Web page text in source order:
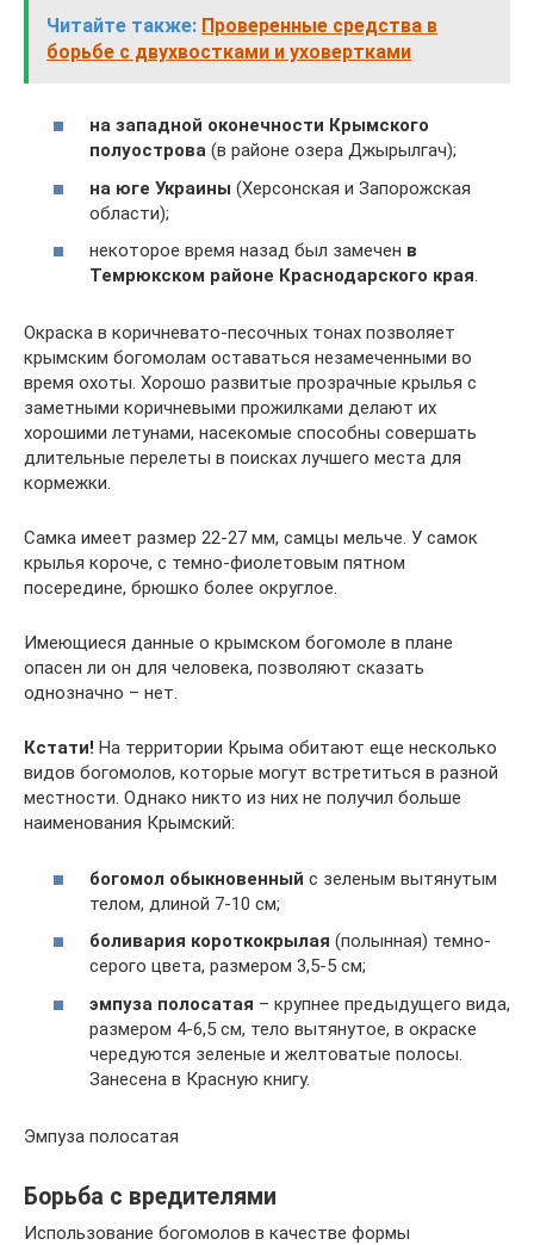
Читайте также: Проверенные средства в
борьбе с двухвостками и уховертками
на западной оконечности Крымского
полуострова (в районе озера Джырылгач);
на юге Украины (Херсонская и Запорожская
области);
некоторое время назад был замечен в
Темрюкском районе Краснодарского края.
Окраска в коричневато-песочных тонах позволяет
крымским богомолам оставаться незамеченными во
время охоты. Хорошо развитые прозрачные крылья с
заметными коричневыми прожилками делают их
хорошими летунами, насекомые способны совершать
длительные перелеты в поисках лучшего места для
кормежки.
Самка имеет размер 22-27 мм, самцы мельче. У самок
крылья короче, с темно-фиолетовым пятном
посередине, брюшко более округлое.
Имеющиеся данные о крымском богомоле в плане
опасен ли он для человека, позволяют сказать
однозначно – нет.
Кстати! На территории Крыма обитают еще несколько
видов богомолов, которые могут встретиться в разной
местности. Однако никто из них не получил больше
наименования Крымский:
богомол обыкновенный с зеленым вытянутым
телом, длиной 7-10 см;
боливария короткокрылая (полынная) темно-
серого цвета, размером 3,5-5 см;
эмпуза полосатая – крупнее предыдущего вида,
размером 4-6,5 см, тело вытянутое, в окраске
чередуются зеленые и желтоватые полосы.
Занесена в Красную книгу.
Эмпуза полосатая
Борьба с вредителями
Использование богомолов в качестве формы